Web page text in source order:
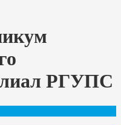
РГУПС